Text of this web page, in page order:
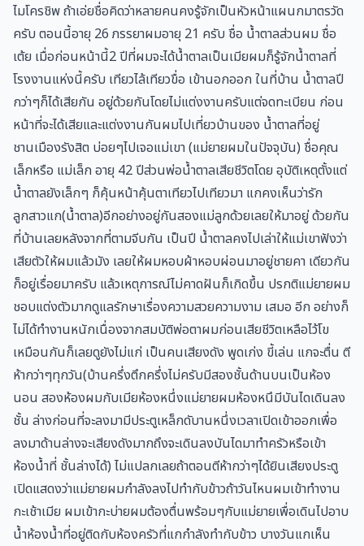
ไมโครชิพ ถ้าเอ่ยชื่อคิดว่าหลายคนคงรู้จักเป็นหัวหน้าแผนกมาตรวัด
ครับ ตอนนี้อายุ 26 ภรรยาผมอายุ 21 ครับ ชื่อ น้ำตาลส่วนผม ชื่อ
เต้ย เมื่อก่อนหน้านี้2 ปีที่ผมจะได้น้ำตาลเป็นเมียผมก็รู้จักน้ำตาลที่
โรงงานแห่งนี้ครับ เทียวไล้เทียวขื่อ เข้านอกออก ในที่บ้าน น้ำตาลปี
กว่าๆก็ได้เสียกัน อยู่ด้วยกันโดยไม่แต่งงานครับแต่จดทะเบียน ก่อน
หน้าที่จะได้เสียและแต่งงานกันผมไปเที่ยวบ้านของ น้ำตาลที่อยู่
ชานเมืองรังสิต บ่อยๆไปเจอแม่เขา (แม่ยายผมในปัจจุบัน) ชื่อคุณ
เล็กหรือ แม่เล็ก อายุ 42 ปีส่วนพ่อน้ำตาลเสียชีวิตโดย อุบัติเหตุตั้งแต่
น้ำตาลยังเล็กๆ ก็คุ้นหน้าคุ้นตาเทียวไปเทียวมา แกคงเห็นว่ารัก
ลูกสาวแก(น้ำตาล)อีกอย่างอยู่กันสองแม่ลูกด้วยเลยให้มาอยู่ ด้วยกัน
ที่บ้านเลยหลังจากที่ตามจีบกัน เป็นปี น้ำตาลคงไปเล่าให้แม่เขาฟังว่า
เสียตัวให้ผมแล้วมัง เลยให้ผมหอบผ้าหอบผ่อนมาอยู่ชายคา เดียวกัน
ก็อยู่เรื่อยมาครับ แล้วเหตุการณ์ไม่คาดฝันก็เกิดขึ้น ปรกติแม่ยายผม
ชอบแต่งตัวมากดูแลรักษาเรื่องความสวยความงาม เสมอ อีก อย่างก็
ไม่ได้ทำงานหนักเนื่องจากสมบัติพ่อตาผมก่อนเสียชีวิตเหลือไว้โข
เหมือนกันก็เลยดูยังไม่แก่ เป็นคนเสียงดัง พูดเก่ง ขี้เล่น แกจะตื่น ตี
ห้ากว่าๆทุกวัน(บ้านครึ่งตึกครึ่งไม่ครับมีสองชั้นด้านบนเป็นห้อง
นอน สองห้องผมกับเมียห้องหนึ่งแม่ยายผมห้องหนึมีบันไดเดินลง
ชั้น ล่างก่อนที่จะลงมามีประตูเหล็กดับานหนึ่งเวลาเปิดเข้าออกเพื่อ
ลงมาด้านล่างจะเสียงดังมากถึงจะเดินลงบันไดมาทำครัวหรือเข้า
ห้องน้ำที่ ชั้นล่างได้) ไม่แปลกเลยถ้าตอนตีห้ากว่าๆได้ยินเสียงประตู
เปิดแสดงว่าแม่ยายผมกำลังลงไปทำกับข้าวถ้าวันไหนผมเข้าทำงาน
กะเช้าเมีย ผมเข้ากะบ่ายผมต้องตื่นพร้อมๆกับแม่ยายเพื่อเดินไปอาบ
น้ำห้องน้ำที่อยู่ติดกับห้องครัวที่แกกำลังทำกับข้าว บางวันแกเห็น